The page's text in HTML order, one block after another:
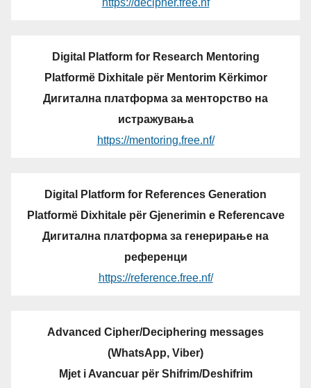
https://decipher.free.nf
Digital Platform for Research Mentoring
Platformë Dixhitale për Mentorim Kërkimor
Дигитална платформа за менторство на
истражувања
https://mentoring.free.nf/
Digital Platform for References Generation
Platformë Dixhitale për Gjenerimin e Referencave
Дигитална платформа за генерирање на
референци
https://reference.free.nf/
Advanced Cipher/Deciphering messages
(WhatsApp, Viber)
Mjet i Avancuar për Shifrim/Deshifrim